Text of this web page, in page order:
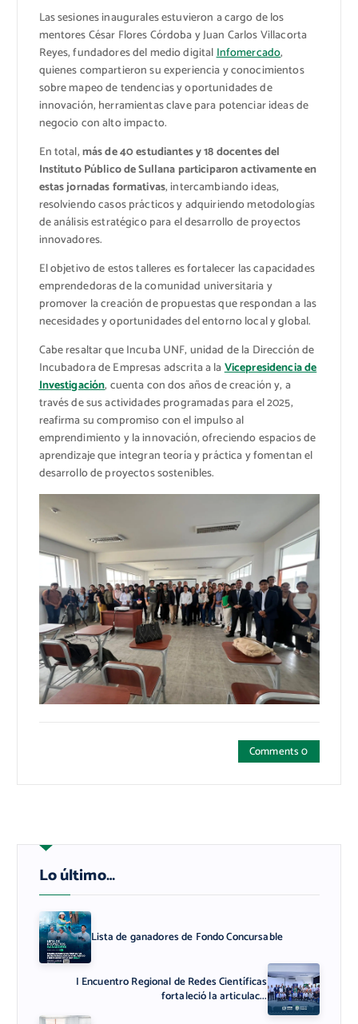
Las sesiones inaugurales estuvieron a cargo de los
mentores César Flores Córdoba y Juan Carlos Villacorta
Reyes, fundadores del medio digitalInfomercado,
quienes compartieron su experiencia y conocimientos
sobre mapeo de tendencias y oportunidades de
innovación, herramientas clave para potenciar ideas de
negocio con alto impacto.
En total,más de 40 estudiantes y 18 docentes del
Instituto Público de Sullana participaron activamente en
estas jornadas formativas, intercambiando ideas,
resolviendo casos prácticos y adquiriendo metodologías
de análisis estratégico para el desarrollo de proyectos
innovadores.
El objetivo de estos talleres es fortalecer las capacidades
emprendedoras de la comunidad universitaria y
promover la creación de propuestas que respondan a las
necesidades y oportunidades del entorno local y global.
Cabe resaltar que Incuba UNF, unidad de la Dirección de
Incubadora de Empresas adscrita a laVicepresidencia de
Investigación, cuenta con dos años de creación y, a
través de sus actividades programadas para el 2025,
reafirma su compromiso con el impulso al
emprendimiento y la innovación, ofreciendo espacios de
aprendizaje que integran teoría y práctica y fomentan el
desarrollo de proyectos sostenibles.
Comments 0
Lo último…
Lista de ganadores de Fondo Concursable
I Encuentro Regional de Redes Científicas
fortaleció la articulac...